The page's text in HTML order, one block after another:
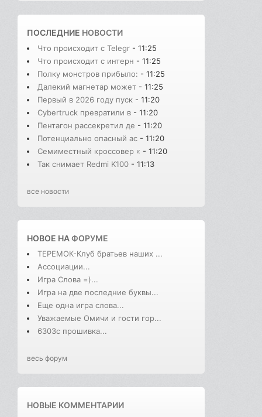
ПОСЛЕДНИЕ НОВОСТИ
Что происходит с Telegr - 11:25
Что происходит с интерн - 11:25
Полку монстров прибыло: - 11:25
Далекий магнетар может - 11:25
Первый в 2026 году пуск - 11:20
Cybertruck превратили в - 11:20
Пентагон рассекретил де - 11:20
Потенциально опасный ас - 11:20
Семиместный кроссовер « - 11:20
Так снимает Redmi K100 - 11:13
все новости
НОВОЕ НАФОРУМЕ
ТЕРЕМОК-Клуб братьев наших ...
Ассоциации...
Игра Слова =)...
Игра на две последние буквы...
Еще одна игра слова...
Уважаемые Омичи и гости гор...
6303с прошивка...
весь форум
НОВЫЕ КОММЕНТАРИИ